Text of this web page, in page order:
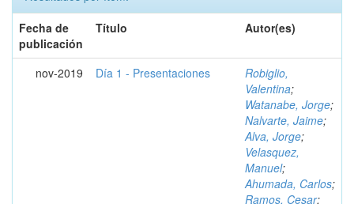
Fecha de
publicación
Título Autor(es)
nov-2019 Día 1 - Presentaciones
Robiglio,
Valentina;
Watanabe, Jorge;
Nalvarte, Jaime;
Alva, Jorge;
Velasquez,
Manuel;
Ahumada, Carlos;
Ramos, Cesar;